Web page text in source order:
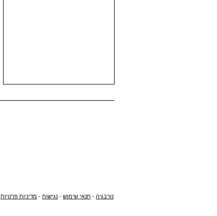
נורבגיה - תנאי שימוש - נגישות - מדיניות פרטיות